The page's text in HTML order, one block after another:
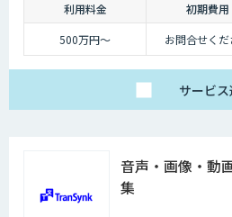
利用料金 初期費用
500万円〜
お問合せくだ
サービス
音声・画像・動
集